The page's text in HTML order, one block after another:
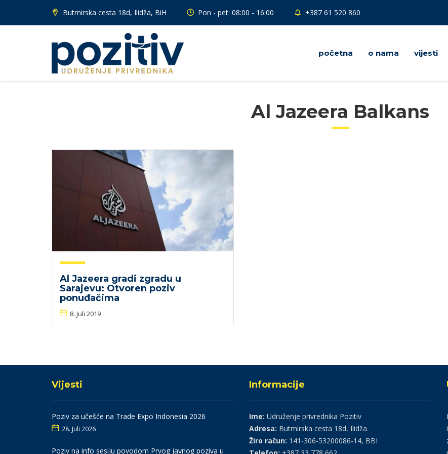
Butmirska cesta 18d, Ilidža, BiH Pon - pet: 08:00 - 16:00 +387 61 520 860
početna o nama vijesti
Al Jazeera Balkans
Al Jazeera gradi zgradu u
Sarajevu: Otvoren poziv
ponuđačima
8. Juli 2019
Vijesti
Poziv za učešće na Trade Expo Indonesia 2026
28. Juli 2026
Poziv na info sesiju povodom Prvog javnog poziva u
Informacije
Ime: Udruženje privrednika Pozitiv
Adresa: Butmirska cesta 18d, Ilidža
Žiro račun: 141-306-53200086-14, BBI